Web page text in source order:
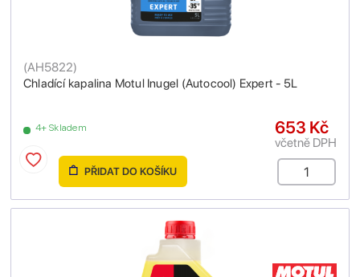
Chladící kapalina Motul Inugel (Autocool) Expert - 5L
(AH5822)
4+ Skladem 653 Kč
včetně DPH
PŘIDAT DO KOŠÍKU